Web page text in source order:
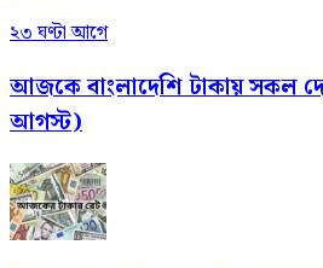
২৩ ঘণ্টা আগে
আজকে বাংলাদেশি টাকায় সকল
আগস্ট)